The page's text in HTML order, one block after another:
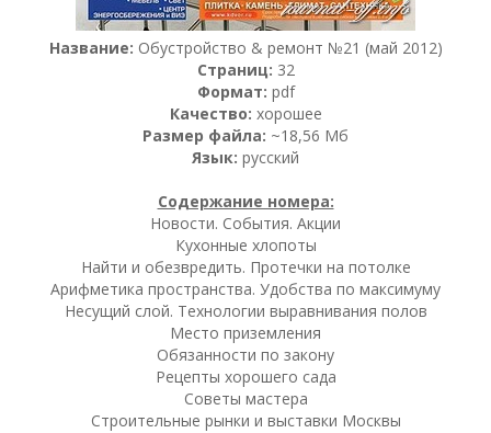
Название: Обустройство & ремонт №21 (май 2012)
Страниц: 32
Формат: pdf
Качество: хорошее
Размер файла: ~18,56 Мб
Язык: русский
Содержание номера:
Новости. События. Акции
Кухонные хлопоты
Найти и обезвредить. Протечки на потолке
Арифметика пространства. Удобства по максимуму
Несущий слой. Технологии выравнивания полов
Место приземления
Обязанности по закону
Рецепты хорошего сада
Советы мастера
Строительные рынки и выставки Москвы